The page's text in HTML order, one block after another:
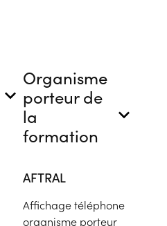
Organisme
porteur de
la
formation
AFTRAL
Affichage téléphone
organisme porteur